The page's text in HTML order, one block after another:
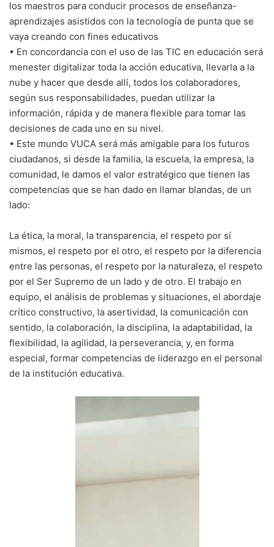
los maestros para conducir procesos de enseñanza-
aprendizajes asistidos con la tecnología de punta que se
vaya creando con fines educativos
• En concordancia con el uso de las TIC en educación será
menester digitalizar toda la acción educativa, llevarla a la
nube y hacer que desde allí, todos los colaboradores,
según sus responsabilidades, puedan utilizar la
información, rápida y de manera flexible para tomar las
decisiones de cada uno en su nivel.
• Este mundo VUCA será más amigable para los futuros
ciudadanos, si desde la familia, la escuela, la empresa, la
comunidad, le damos el valor estratégico que tienen las
competencias que se han dado en llamar blandas, de un
lado:
La ética, la moral, la transparencia, el respeto por sí
mismos, el respeto por el otro, el respeto por la diferencia
entre las personas, el respeto por la naturaleza, el respeto
por el Ser Supremo de un lado y de otro. El trabajo en
equipo, el análisis de problemas y situaciones, el abordaje
crítico constructivo, la asertividad, la comunicación con
sentido, la colaboración, la disciplina, la adaptabilidad, la
flexibilidad, la agilidad, la perseverancia, y, en forma
especial, formar competencias de liderazgo en el personal
de la institución educativa.